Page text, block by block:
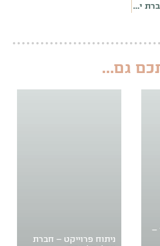
ניתוח פרוייקט – חברת יובלי תל אביב
גם...
–
ניתוח פרוייקט – חברת